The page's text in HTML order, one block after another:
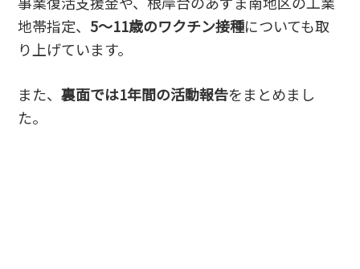
地帯指定、5〜11歳のワクチン接種についても取
り上げています。
また、裏面では1年間の活動報告をまとめまし
た。